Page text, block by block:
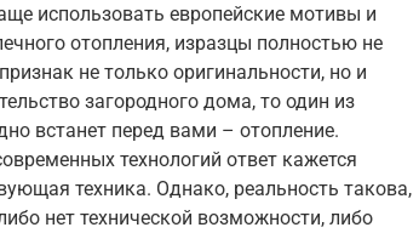
использовать европейские мотивы и
отопления, изразцы полностью не
не только оригинальности, но и
загородного дома, то один из
встанет перед вами – отопление.
технологий ответ кажется
техника. Однако, реальность такова,
нет технической возможности, либо